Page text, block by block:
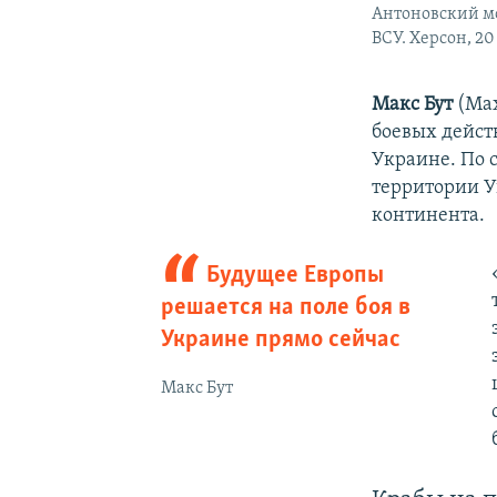
Антоновский
ВСУ. Херсон,
Макс Бут
боевых
Украине. По
территории
континента.
Будущее Европы
решается на поле боя в
Украине прямо сейчас
Макс Бут